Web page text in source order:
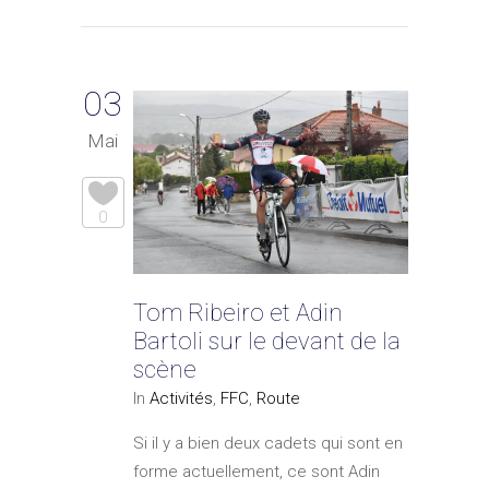
03
Mai
0
Tom Ribeiro et Adin
Bartoli sur le devant de la
scène
In Activités, FFC, Route
Si il y a bien deux cadets qui sont en
forme actuellement, ce sont Adin